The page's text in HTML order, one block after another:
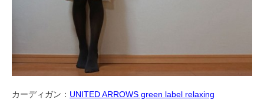
カーディガン： UNITED ARROWS green label relaxing